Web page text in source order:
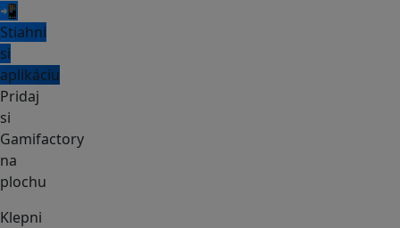
📲
Stiahni
si
aplikáciu
Pridaj
si
Gamifactory
na
plochu
Klepni